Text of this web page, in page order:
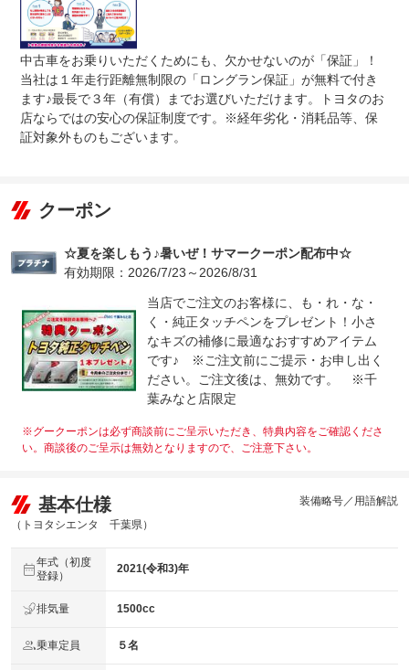
法定整備
について
安心のトヨタのディーラー整備♪車両本体価格には納車前の
車検整備費用も含まれています！お選びいただける一部の
店舗には運輸局指定のサービス工場も併設しています。
中古車をお乗りいただくためにも、欠かせないのが「保証」！
当社は１年走行距離無制限の「ロングラン保証」が無料で付き
ます♪最長で３年（有償）までお選びいただけます。トヨタのお
店ならではの安心の保証制度です。※経年劣化・消耗品等、保
証対象外ものもございます。
クーポン
☆夏を楽しもう♪暑いぜ！サマークーポン配布中☆
有効期限：2026/7/23～2026/8/31
当店でご注文のお客様に、も・れ・な・
く・純正タッチペンをプレゼント！小さ
なキズの補修に最適なおすすめアイテム
です♪ ※ご注文前にご提示・お申し出く
ださい。ご注文後は、無効です。 ※千
葉みなと店限定
※グークーポンは必ず商談前にご呈示いただき、特典内容をご確認くださ
い。商談後のご呈示は無効となりますので、ご注意下さい。
基本仕様
（トヨタシエンタ 千葉県）
装備略号／用語解説
年式（初度
登録）
2021(令和3)年
排気量 1500cc
乗車定員 ５名